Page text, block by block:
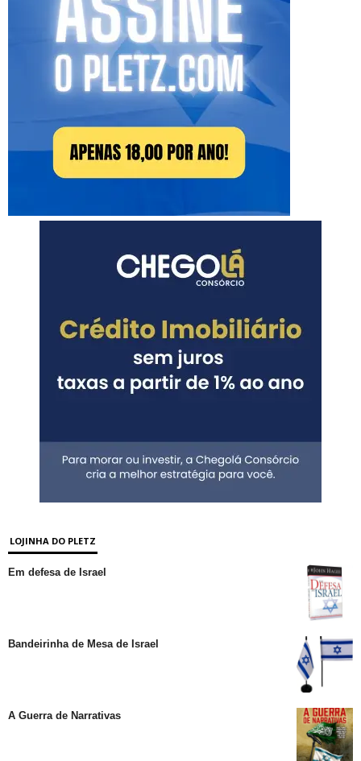
LOJINHA DO PLETZ
Em defesa de Israel
Bandeirinha de Mesa de Israel
A Guerra de Narrativas